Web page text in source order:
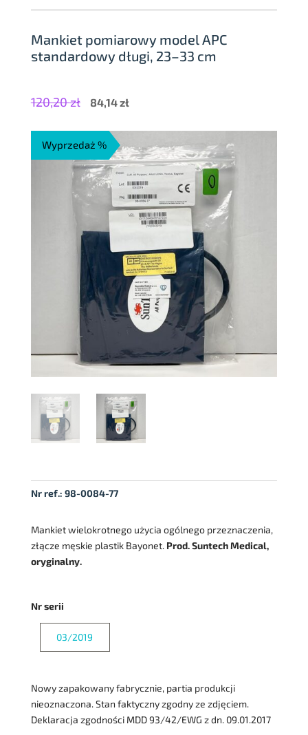
Mankiet pomiarowy model APC
standardowy długi, 23–33 cm
120,20zł
Pierwotna
wynosiła:
120,20 zł.
84,14złAktualna
wynosi:
84,14 zł.
Wyprzedaż %
Nr ref.: 98-0084-77
Mankiet wielokrotnego użycia ogólnego przeznaczenia,
złącze męskie plastik Bayonet. Prod. Suntech Medical,
oryginalny.
Nr serii
03/2019
Nowy zapakowany fabrycznie, partia produkcji
nieoznaczona. Stan faktyczny zgodny ze zdjęciem.
Deklaracja zgodności MDD 93/42/EWG z dn. 09.01.2017